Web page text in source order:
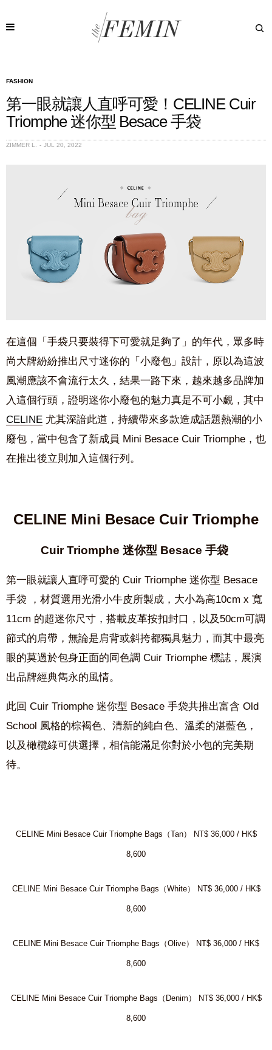
FASHION
第一眼就讓人直呼可愛！CELINE Cuir
Triomphe 迷你型 Besace 手袋
ZIMMER L. JUL 20, 2022
在這個「手袋只要裝得下可愛就足夠了」的年代，眾多時
尚大牌紛紛推出尺寸迷你的「小廢包」設計，原以為這波
風潮應該不會流行太久，結果一路下來，越來越多品牌加
入這個行頭，證明迷你小廢包的魅力真是不可小覷，其中
CELINE 尤其深諳此道，持續帶來多款造成話題熱潮的小
廢包，當中包含了新成員 Mini Besace Cuir Triomphe，也
在推出後立則加入這個行列。
CELINE Mini Besace Cuir Triomphe
Cuir Triomphe 迷你型 Besace 手袋
第一眼就讓人直呼可愛的 Cuir Triomphe 迷你型 Besace
手袋
，材質選用光滑小牛皮所製成，大小為高10cm x 寬
11cm 的超迷你尺寸，搭載皮革按扣封口，以及 50cm可調
節式的肩帶，無論是肩背或斜挎都獨具魅力，而其中最亮
眼的莫過於包身正面的同色調 Cuir Triomphe 標誌，展演
出品牌經典雋永的風情。
此回 Cuir Triomphe 迷你型 Besace 手袋共推出富含 Old
School 風格的棕褐色、清新的純白色、溫柔的湛藍色，
以及橄欖綠可供選擇，相信能滿足你對於小包的完美期
待。
CELINE Mini Besace Cuir Triomphe Bags（Tan） NT$ 36,000 / HK$
8,600
CELINE Mini Besace Cuir Triomphe Bags（White） NT$ 36,000 / HK$
8,600
CELINE Mini Besace Cuir Triomphe Bags（Olive） NT$ 36,000 / HK$
8,600
CELINE Mini Besace Cuir Triomphe Bags（Denim） NT$ 36,000 / HK$
8,600